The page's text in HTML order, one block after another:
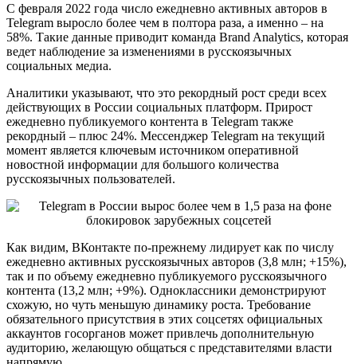
С февраля 2022 года число ежедневно активных авторов в
Telegram выросло более чем в полтора раза, а именно – на
58%. Такие данные приводит команда Brand Analytics, которая
ведет наблюдение за изменениями в русскоязычных
социальных медиа.
Аналитики указывают, что это рекордный рост среди всех
действующих в России социальных платформ. Прирост
ежедневно публикуемого контента в Telegram также
рекордный – плюс 24%. Мессенджер Telegram на текущий
момент является ключевым источником оперативной
новостной информации для большого количества
русскоязычных пользователей.
Как видим, ВКонтакте по-прежнему лидирует как по числу
ежедневно активных русскоязычных авторов (3,8 млн; +15%),
так и по объему ежедневно публикуемого русскоязычного
контента (13,2 млн; +9%). Одноклассники демонстрируют
схожую, но чуть меньшую динамику роста. Требование
обязательного присутствия в этих соцсетях официальных
аккаунтов госорганов может привлечь дополнительную
аудиторию, желающую общаться с представителями власти